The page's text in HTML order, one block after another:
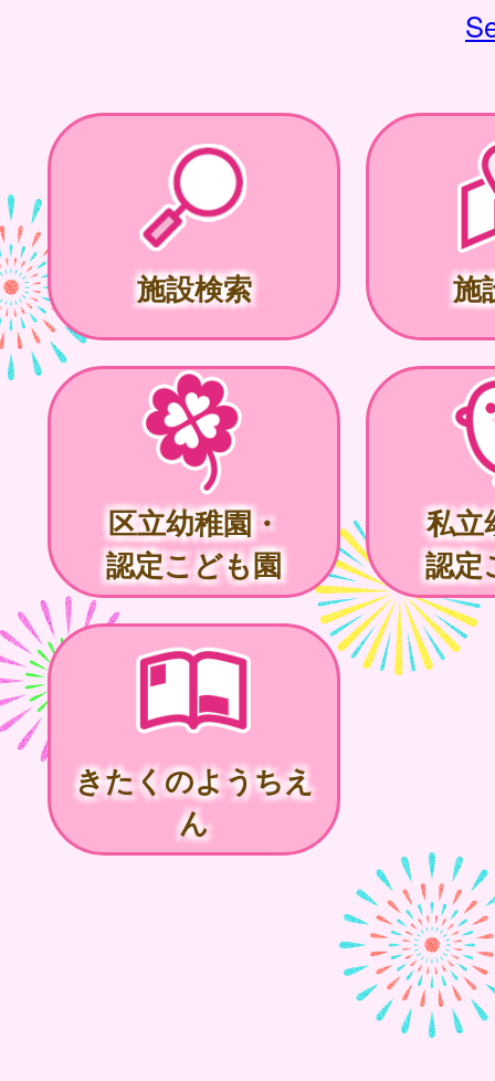
施設検索 施
区立幼稚園・
認定こども園
私立
認定
きたくのようちえ
ん